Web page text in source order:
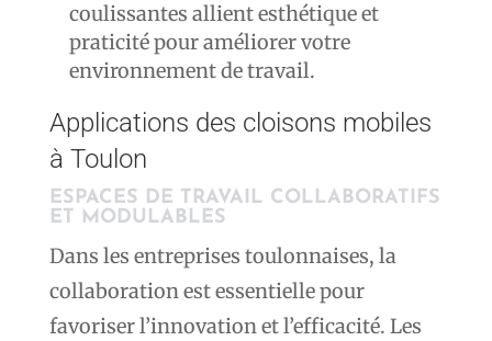
coulissantes allient esthétique et
praticité pour améliorer votre
environnement de travail.
Applications des cloisons mobiles
à Toulon
ESPACES DE TRAVAIL COLLABORATIFS
ET MODULABLES
Dans les entreprises toulonnaises, la
collaboration est essentielle pour
favoriser l’innovation et l’efficacité. Les